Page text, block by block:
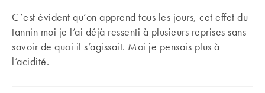
C’est évident qu’on apprend tous les jours, cet effet du
tannin moi je l’ai déjà ressenti à plusieurs reprises sans
savoir de quoi il s’agissait. Moi je pensais plus à
l’acidité.